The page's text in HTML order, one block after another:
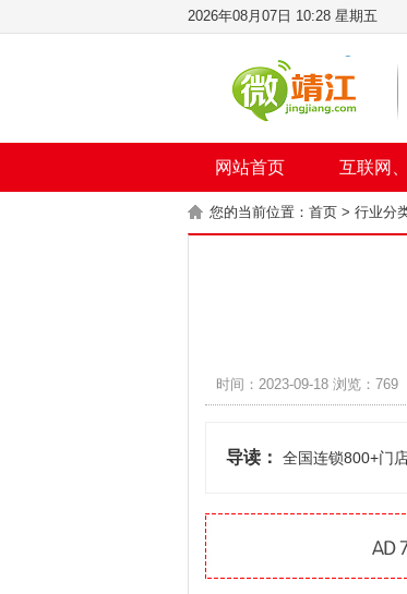
2026年08月07日 10:28 星期五
网站首页 互联网
您的当前位置： 首页 > 行业分
时间：2023-09-18 浏览：769
导读： 全国连锁800+门